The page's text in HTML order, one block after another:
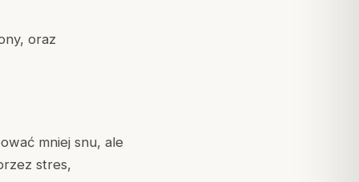
oraz
mniej snu, ale
stres,